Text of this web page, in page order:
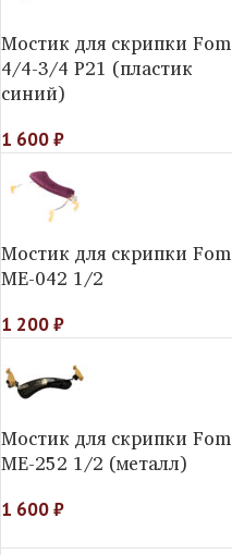
Мостик для скрипки Fom
4/4-3/4 P21 (пластик
синий)
1 600₽
Мостик для скрипки Fom
ME-042 1/2
1 200₽
Мостик для скрипки Fom
ME-252 1/2 (металл)
1 600₽